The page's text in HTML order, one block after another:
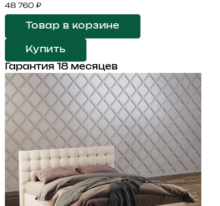
48 760 ₽
Товар в корзине
Купить
Гарантия 18 месяцев